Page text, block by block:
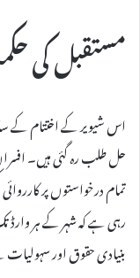
مستقبل کی
اس شیویر کے اختتام کے
حل طلب رہ گئی ہیں۔
تمام درخواستوں پر
رہی ہے کہ شہر کے ہر وارڈ
بنیادی حقوق اور